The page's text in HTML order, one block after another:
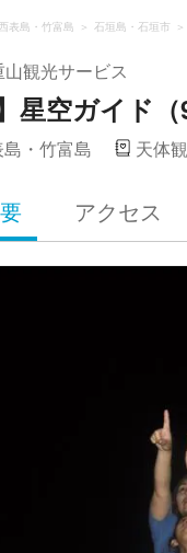
表島・竹富島 石垣島・石垣市
観光サービス
星空ガイド（
・竹富島 天体
アクセス